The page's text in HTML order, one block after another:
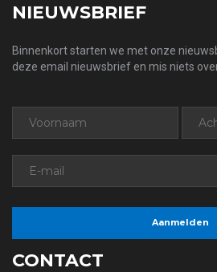
NIEUWSBRIEF
Binnenkort starten we met onze
deze email nieuwsbrief en mis niets
CONTACT